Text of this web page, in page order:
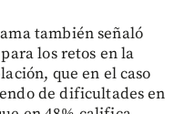
también señaló
los retos en la
que en el caso
de dificultades en